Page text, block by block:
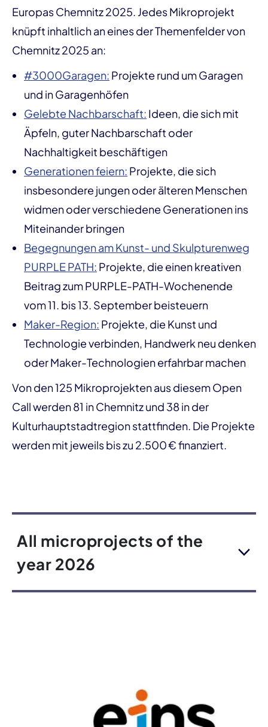
Europas Chemnitz 2025. Jedes Mikroprojekt
knüpft inhaltlich an eines der Themenfelder von
Chemnitz 2025 an:
#3000Garagen: Projekte rund um Garagen
und in Garagenhöfen
Gelebte Nachbarschaft: Ideen, die sich mit
Äpfeln, guter Nachbarschaft oder
Nachhaltigkeit beschäftigen
Generationen feiern: Projekte, die sich
insbesondere jungen oder älteren Menschen
widmen oder verschiedene Generationen ins
Miteinander bringen
Begegnungen am Kunst- und Skulpturenweg
PURPLE PATH: Projekte, die einen kreativen
Beitrag zum PURPLE-PATH-Wochenende
vom 11. bis 13. September beisteuern
Maker-Region: Projekte, die Kunst und
Technologie verbinden, Handwerk neu denken
oder Maker-Technologien erfahrbar machen
Von den 125 Mikroprojekten aus diesem Open
Call werden 81 in Chemnitz und 38 in der
Kulturhauptstadtregion stattfinden. Die Projekte
werden mit jeweils bis zu 2.500 € finanziert.
All microprojects of the
year 2026